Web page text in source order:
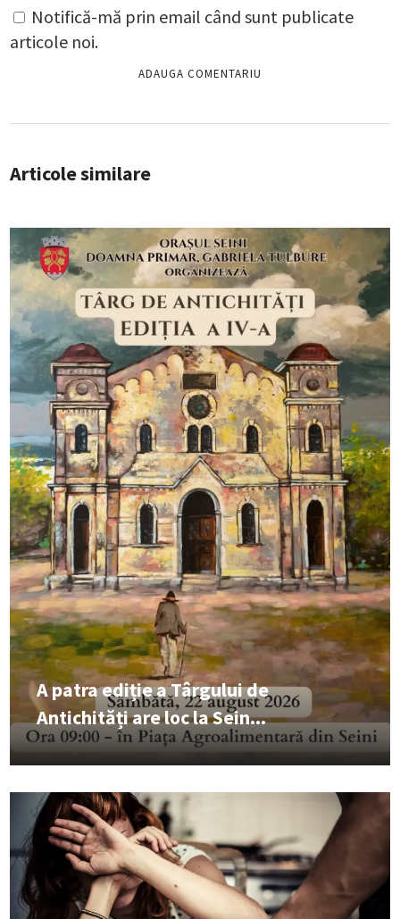
Notifică-mă prin email când sunt publicate
articole noi.
Articole similare
A patra ediție a Târgului de
Antichități are loc la Sein...